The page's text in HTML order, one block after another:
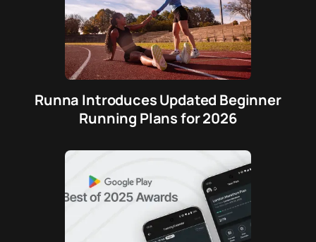
Runna Introduces Updated Beginner
Running Plans for 2026